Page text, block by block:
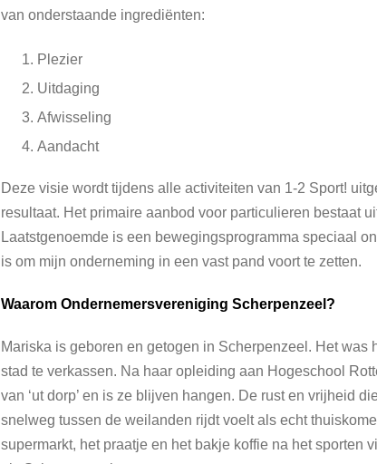
van onderstaande ingrediënten:
Plezier
Uitdaging
Afwisseling
Aandacht
Deze visie wordt tijdens alle activiteiten van 1-2 Sport!
resultaat. Het primaire aanbod voor particulieren bestaat
Laatstgenoemde is een bewegingsprogramma speciaal
is om mijn onderneming in een vast pand voort te zetten.
Waarom Ondernemersvereniging Scherpenzeel?
Mariska is geboren en getogen in Scherpenzeel. Het was
stad te verkassen. Na haar opleiding aan Hogeschool
van ‘ut dorp’ en is ze blijven hangen. De rust en vrijheid
snelweg tussen de weilanden rijdt voelt als echt
supermarkt, het praatje en het bakje koffie na het sporten